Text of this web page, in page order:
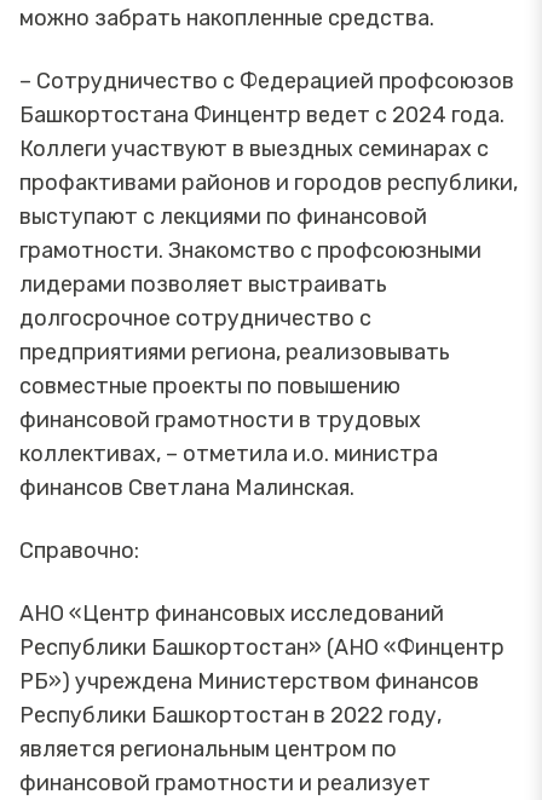
можно забрать накопленные средства.
– Сотрудничество с Федерацией профсоюзов
Башкортостана Финцентр ведет с 2024 года.
Коллеги участвуют в выездных семинарах с
профактивами районов и городов республики,
выступают с лекциями по финансовой
грамотности. Знакомство с профсоюзными
лидерами позволяет выстраивать
долгосрочное сотрудничество с
предприятиями региона, реализовывать
совместные проекты по повышению
финансовой грамотности в трудовых
коллективах, – отметила и.о. министра
финансов Светлана Малинская.
Справочно:
АНО «Центр финансовых исследований
Республики Башкортостан» (АНО «Финцентр
РБ») учреждена Министерством финансов
Республики Башкортостан в 2022 году,
является региональным центром по
финансовой грамотности и реализует